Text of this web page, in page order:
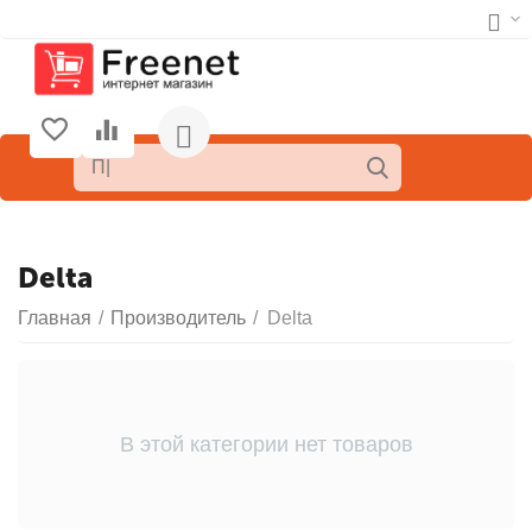
Delta
Главная / Производитель / Delta
В этой категории нет товаров